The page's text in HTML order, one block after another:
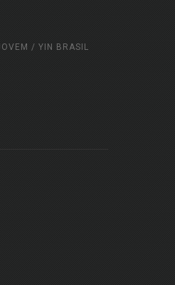
/ YIN BRASIL